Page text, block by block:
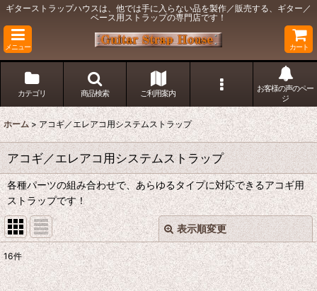
ギターストラップハウスは、他では手に入らない品を製作／販売する、ギター／
ベース用ストラップの専門店です！
メニュー カート
カテゴリ 商品検索 ご利用案内
お客様の声のペー
ジ
ホーム > アコギ／エレアコ用システムストラップ
アコギ／エレアコ用システムストラップ
各種パーツの組み合わせで、あらゆるタイプに対応できるアコギ用
ストラップです！
表示順変更
サブカテゴリ:
閉じる
16件